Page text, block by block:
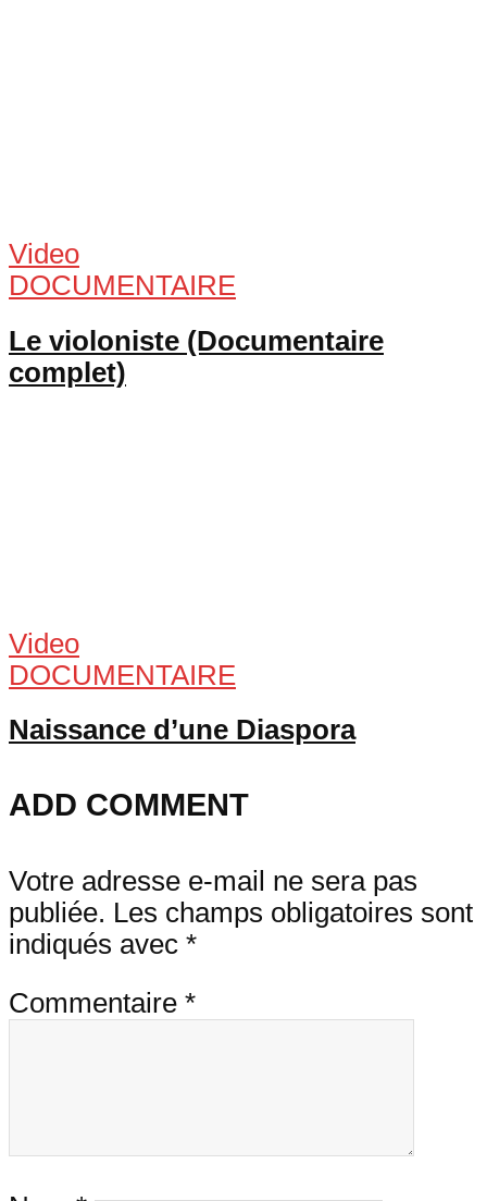
Video
DOCUMENTAIRE
Le violoniste (Documentaire
complet)
Video
DOCUMENTAIRE
Naissance d’une Diaspora
ADD COMMENT
Votre adresse e-mail ne sera pas
publiée. Les champs obligatoires sont
indiqués avec *
Commentaire *